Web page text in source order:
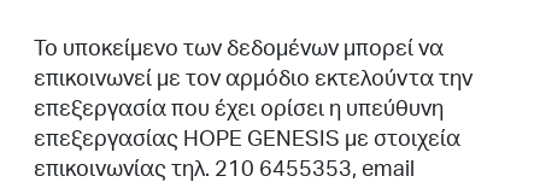
Το υποκείμενο των δεδομένων μπορεί να
επικοινωνεί με τον αρμόδιο εκτελούντα την
επεξεργασία που έχει ορίσει η υπεύθυνη
επεξεργασίας HOPE GENESIS με στοιχεία
επικοινωνίας τηλ. 210 6455353, email